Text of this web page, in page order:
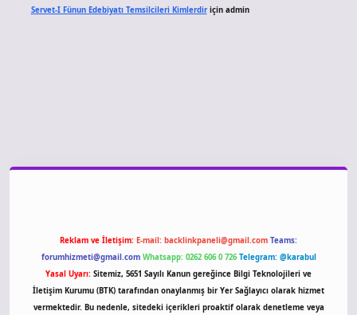
Servet-I Fünun Edebiyatı Temsilcileri Kimlerdiriçin admin
Reklam ve İletişim: E-mail: backlinkpaneli@gmail.com Teams:
forumhizmeti@gmail.com Whatsapp: 0262 606 0 726 Telegram: @karabul
Yasal Uyarı: Sitemiz, 5651 Sayılı Kanun gereğince Bilgi Teknolojileri ve
İletişim Kurumu (BTK) tarafından onaylanmış bir Yer Sağlayıcı olarak hizmet
vermektedir. Bu nedenle, sitedeki içerikleri proaktif olarak denetleme veya